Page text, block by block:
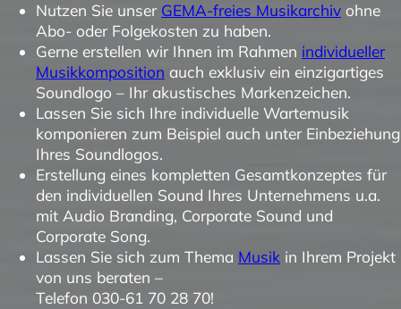
Nutzen Sie unser GEMA-freies Musikarchiv ohne
Abo- oder Folgekosten zu haben.
Gerne erstellen wir Ihnen im Rahmen individueller
Musikkomposition auch exklusiv ein einzigartiges
Soundlogo – Ihr akustisches Markenzeichen.
Lassen Sie sich Ihre individuelle Wartemusik
komponieren zum Beispiel auch unter Einbeziehung
Ihres Soundlogos.
Erstellung eines kompletten Gesamtkonzeptes für
den individuellen Sound Ihres Unternehmens u.a.
mit Audio Branding, Corporate Sound und
Corporate Song.
Lassen Sie sich zum Thema Musik in Ihrem Projekt
von uns beraten –
Telefon 030-61 70 28 70!